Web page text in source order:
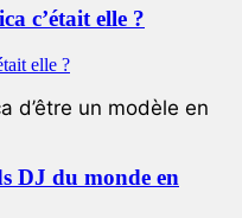
c’était elle ?
d’être un modèle en
DJ du monde en